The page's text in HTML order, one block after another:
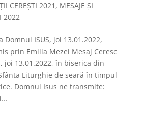
CEREȘTI 2021 , MESAJE ȘI
2022
Domnul ISUS, joi 13.01.2022,
prin Emilia Mezei Mesaj Ceresc
joi 13.01.2022, în biserica din
Liturghie de seară în timpul
Domnul Isus ne transmite: